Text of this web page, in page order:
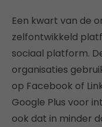
Een kwart van de
zelfontwikkeld
sociaal platform.
organisaties
op Facebook of
Google Plus voor
ook dat in minder